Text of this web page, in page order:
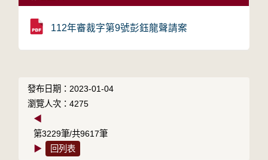
112年審裁字第9號彭鈺龍聲請案
發布日期：2023-01-04
瀏覽人次：4275
◀
第3229筆/共9617筆
▶
回列表